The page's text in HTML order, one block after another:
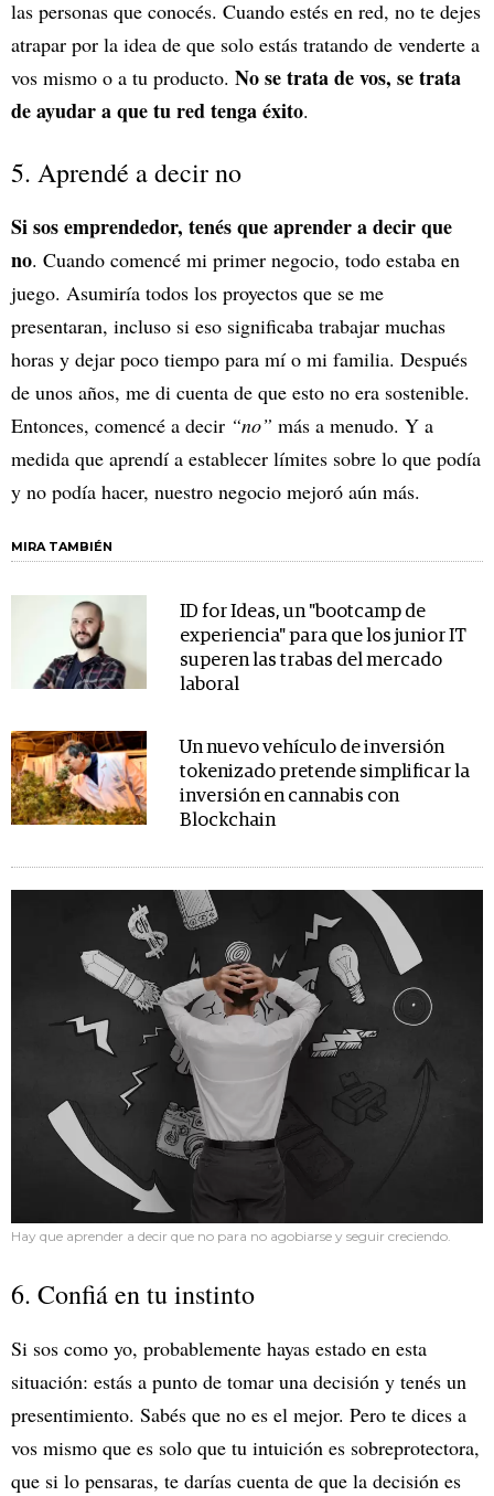
las personas que conocés. Cuando estés en red, no te dejes
atrapar por la idea de que solo estás tratando de venderte a
vos mismo o a tu producto. No se trata de vos, se trata
de ayudar a que tu red tenga éxito.
5. Aprendé a decir no
Si sos emprendedor, tenés que aprender a decir que
no. Cuando comencé mi primer negocio, todo estaba en
juego. Asumiría todos los proyectos que se me
presentaran, incluso si eso significaba trabajar muchas
horas y dejar poco tiempo para mí o mi familia. Después
de unos años, me di cuenta de que esto no era sostenible.
Entonces, comencé a decir “no” más a menudo. Y a
medida que aprendí a establecer límites sobre lo que podía
y no podía hacer, nuestro negocio mejoró aún más.
MIRA TAMBIÉN
ID for Ideas, un "bootcamp de
experiencia" para que los junior IT
superen las trabas del mercado
laboral
Un nuevo vehículo de inversión
tokenizado pretende simplificar la
inversión en cannabis con
Blockchain
Hay que aprender a decir que no para no agobiarse y seguir creciendo.
6. Confiá en tu instinto
Si sos como yo, probablemente hayas estado en esta
situación: estás a punto de tomar una decisión y tenés un
presentimiento. Sabés que no es el mejor. Pero te dices a
vos mismo que es solo que tu intuición es sobreprotectora,
que si lo pensaras, te darías cuenta de que la decisión es